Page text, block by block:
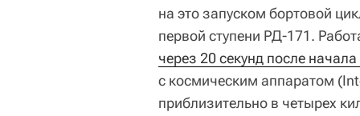
на это запуском бортовой
первой ступени РД-171.
через 20 секунд после
с космическим аппаратом
приблизительно в четырех